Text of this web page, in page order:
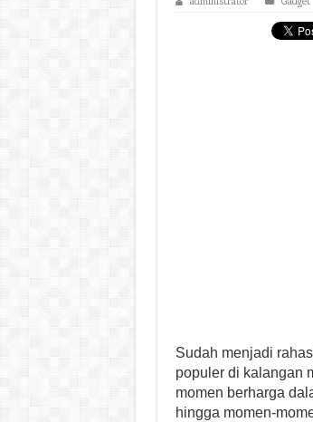
Sudah menjadi
populer di kalangan
momen berharga
hingga momen-